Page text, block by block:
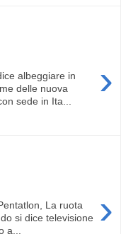
›
albeggiare in
delle nuova
sede in Ita...
›
La ruota
si dice televisione
a...